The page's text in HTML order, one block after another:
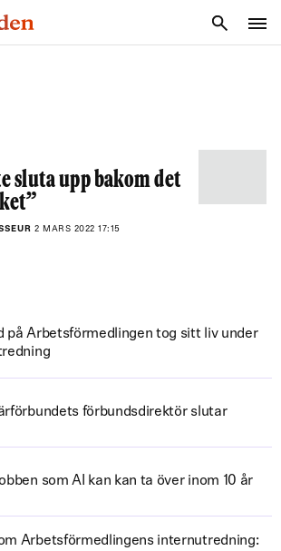
sluta upp bakom det
2 MARS 2022 17:15
på Arbetsförmedlingen tog sitt liv under
förbundsdirektör slutar
som AI kan kan ta över inom 10 år
Arbetsförmedlingens internutredning: